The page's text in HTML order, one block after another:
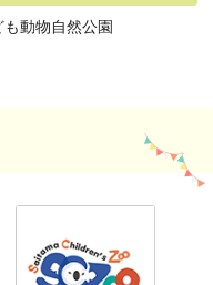
も動物自然公園